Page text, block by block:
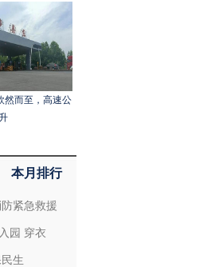
然而至，高速公
本月排行
紧急救援
园 穿衣
生